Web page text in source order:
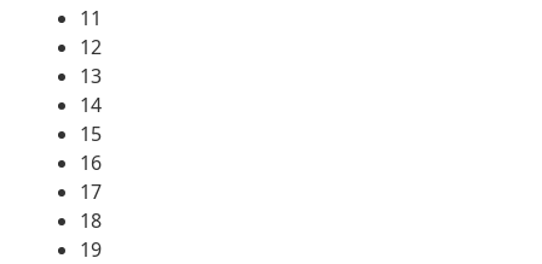
11
12
13
14
15
16
17
18
19